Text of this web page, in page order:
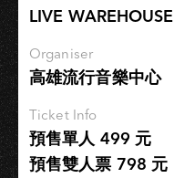
迴
高
雄
場
LIVE WAREHOUSE
Organiser
高雄流行音樂中心
Ticket Info
預售單人 499 元
預售雙人票 798 元